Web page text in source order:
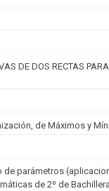
DE DOS RECTAS
de Máximos y
de parámetros
de 2º de